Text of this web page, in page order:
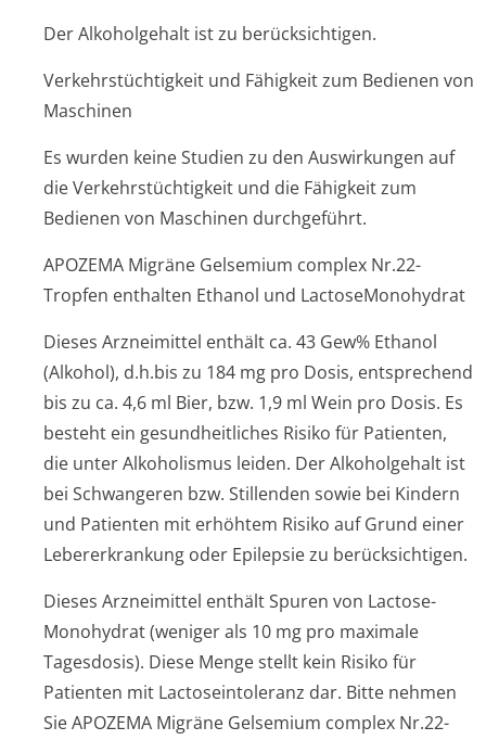
Der Alkoholgehalt ist zu berücksichtigen.
Verkehrstüchtigkeit und Fähigkeit zum Bedienen von
Maschinen
Es wurden keine Studien zu den Auswirkungen auf
die Verkehrstüchtigkeit und die Fähigkeit zum
Bedienen von Maschinen durchgeführt.
APOZEMA Migräne Gelsemium complex Nr.22-
Tropfen enthalten Ethanol und LactoseMonohydrat
Dieses Arzneimittel enthält ca. 43 Gew% Ethanol
(Alkohol), d.h.bis zu 184 mg pro Dosis, entsprechend
bis zu ca. 4,6 ml Bier, bzw. 1,9 ml Wein pro Dosis. Es
besteht ein gesundheitliches Risiko für Patienten,
die unter Alkoholismus leiden. Der Alkoholgehalt ist
bei Schwangeren bzw. Stillenden sowie bei Kindern
und Patienten mit erhöhtem Risiko auf Grund einer
Lebererkrankung oder Epilepsie zu berücksichtigen.
Dieses Arzneimittel enthält Spuren von Lactose-
Monohydrat (weniger als 10 mg pro maximale
Tagesdosis). Diese Menge stellt kein Risiko für
Patienten mit Lactoseintoleranz dar. Bitte nehmen
Sie APOZEMA Migräne Gelsemium complex Nr.22-